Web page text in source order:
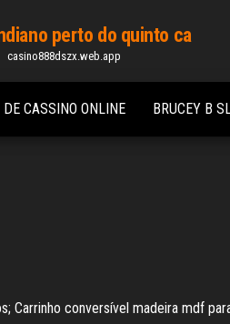
perto do quinto ca
casino888dszx.web.app
CASSINO ONLINE BRUCEY B
conversível madeira mdf